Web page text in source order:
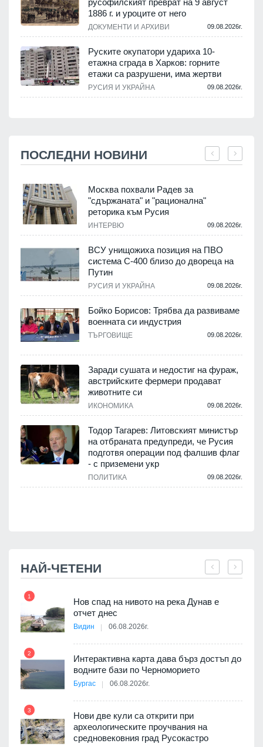
русофилският преврат на 9 август
1886 г. и уроците от него
ДОКУМЕНТИ И АРХИВИ 09.08.2026г.
Руските окупатори удариха 10-
етажна сграда в Харков: горните
етажи са разрушени, има жертви
РУСИЯ И УКРАЙНА 09.08.2026г.
ПОСЛЕДНИ НОВИНИ
Москва похвали Радев за
"сдържаната" и "рационална"
реторика към Русия
ИНТЕРВЮ 09.08.2026г.
ВСУ унищожиха позиция на ПВО
система С-400 близо до двореца на
Путин
РУСИЯ И УКРАЙНА 09.08.2026г.
Бойко Борисов: Трябва да развиваме
военната си индустрия
ТЪРГОВИЩЕ 09.08.2026г.
Заради сушата и недостиг на фураж,
австрийските фермери продават
животните си
ИКОНОМИКА 09.08.2026г.
Тодор Тагарев: Литовският министър
на отбраната предупреди, че Русия
подготвя операции под фалшив флаг
- с приземени укр
ПОЛИТИКА 09.08.2026г.
НАЙ-ЧЕТЕНИ
1
Нов спад на нивото на река Дунав е
отчет днес
Видин 06.08.2026г.
2
Интерактивна карта дава бърз достъп до
водните бази по Черноморието
Бургас 06.08.2026г.
3
Нови две кули са открити при
археологическите проучвания на
средновековния град Русокастро